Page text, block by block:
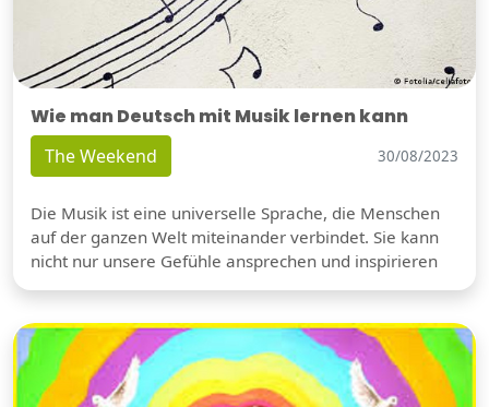
Wie man Deutsch mit Musik lernen kann
The Weekend 30/08/2023
Die Musik ist eine universelle Sprache, die Menschen
auf der ganzen Welt miteinander verbindet. Sie kann
nicht nur unsere Gefühle ansprechen und inspirieren